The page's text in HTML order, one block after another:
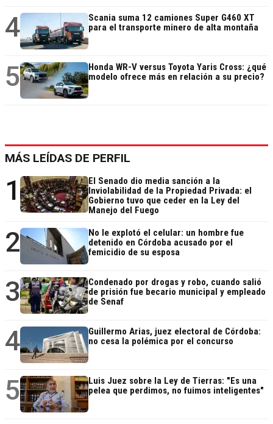
4
Scania suma 12 camiones Super G460 XT
para el transporte minero de alta montaña
5
Honda WR-V versus Toyota Yaris Cross: ¿qué
modelo ofrece más en relación a su precio?
MÁS LEÍDAS DE PERFIL
1
El Senado dio media sanción a la
Inviolabilidad de la Propiedad Privada: el
Gobierno tuvo que ceder en la Ley del
Manejo del Fuego
2
No le explotó el celular: un hombre fue
detenido en Córdoba acusado por el
femicidio de su esposa
3
Condenado por drogas y robo, cuando salió
de prisión fue becario municipal y empleado
de Senaf
4
Guillermo Arias, juez electoral de Córdoba:
no cesa la polémica por el concurso
5
Luis Juez sobre la Ley de Tierras: "Es una
pelea que perdimos, no fuimos inteligentes"